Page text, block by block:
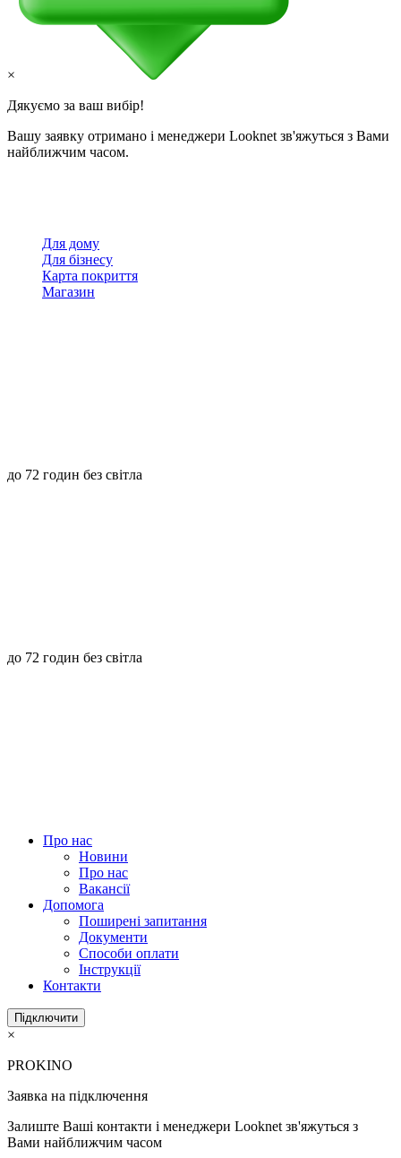
×
Дякуємо за ваш вибір!
Вашу заявку отримано і менеджери Looknet зв'яжуться з Вами
найближчим часом.
Для дому
Для бізнесу
Карта покриття
Магазин
до 72 годин без світла
до 72 годин без світла
Про нас
Новини
Про нас
Вакансії
Допомога
Поширені запитання
Документи
Способи оплати
Інструкції
Контакти
Підключити
×
PROKINO
Заявка на підключення
Залиште Ваші контакти і менеджери Looknet зв'яжуться з
Вами найближчим часом